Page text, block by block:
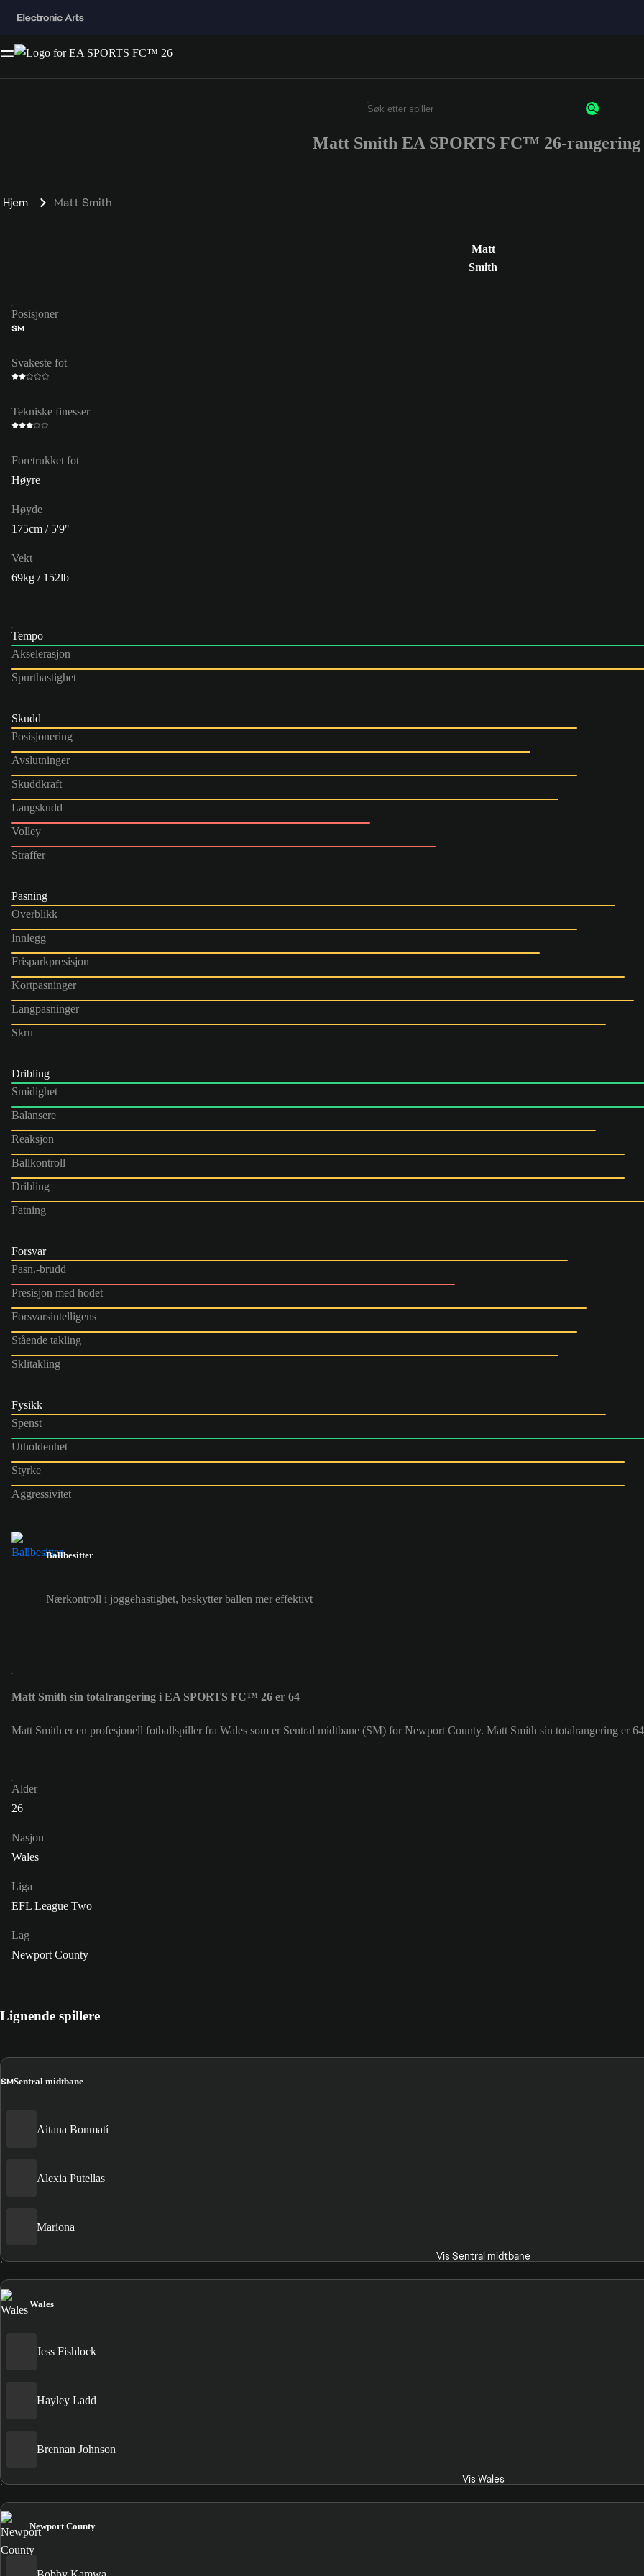
Enter a minimum of 3 characters or numbers
Matt Smith EA SPORTS FC™ 26-rangering
Hjem Matt Smith
Matt
Smith
Posisjoner
SM
Svakeste fot
Tekniske finesser
Foretrukket fot
Høyre
Høyde
175cm / 5'9"
Vekt
69kg / 152lb
Tempo
Akselerasjon
Spurthastighet
Skudd
Posisjonering
Avslutninger
Skuddkraft
Langskudd
Volley
Straffer
Pasning
Overblikk
Innlegg
Frisparkpresisjon
Kortpasninger
Langpasninger
Skru
Dribling
Smidighet
Balansere
Reaksjon
Ballkontroll
Dribling
Fatning
Forsvar
Pasn.-brudd
Presisjon med hodet
Forsvarsintelligens
Stående takling
Sklitakling
Fysikk
Spenst
Utholdenhet
Styrke
Aggressivitet
Ballbesitter
Nærkontroll i joggehastighet, beskytter ballen mer effektivt
Matt Smith sin totalrangering i EA SPORTS FC™ 26 er 64
Matt Smith er en profesjonell fotballspiller fra Wales som er Sentral midtbane (SM) for Newport County. Matt Smith sin totalrangering er
Alder
26
Nasjon
Wales
Liga
EFL League Two
Lag
Newport County
Lignende spillere
SMSentral midtbane
Aitana Bonmatí
Alexia Putellas
Mariona
Vis Sentral midtbane
Wales
Jess Fishlock
Hayley Ladd
Brennan Johnson
Vis Wales
Newport County